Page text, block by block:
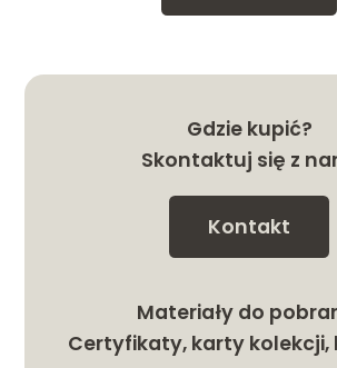
Gdzie kupić?
Skontaktuj się z
Kontakt
Materiały do
Certyfikaty, karty kolekcji,